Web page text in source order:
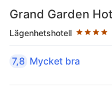
Grand Garden
Lägenhetshotell
7,8 Mycket bra